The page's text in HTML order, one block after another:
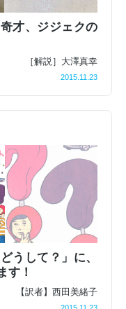
才、ジジェクの
［解説］大澤真幸
2015.11.23
うして？」に、
す！
【訳者】西田美緒子